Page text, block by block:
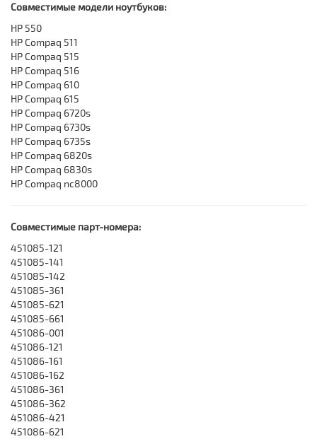
Совместимые модели ноутбуков:
HP 550
HP Compaq 511
HP Compaq 515
HP Compaq 516
HP Compaq 610
HP Compaq 615
HP Compaq 6720s
HP Compaq 6730s
HP Compaq 6735s
HP Compaq 6820s
HP Compaq 6830s
HP Compaq nc8000
Совместимые парт-номера:
451085-121
451085-141
451085-142
451085-361
451085-621
451085-661
451086-001
451086-121
451086-161
451086-162
451086-361
451086-362
451086-421
451086-621